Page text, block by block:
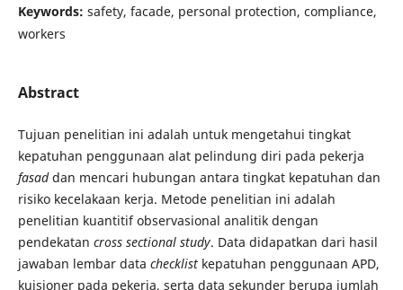
Keywords: safety, facade, personal protection, compliance,
workers
Abstract
Tujuan penelitian ini adalah untuk mengetahui tingkat
kepatuhan penggunaan alat pelindung diri pada pekerja
fasaddan mencari hubungan antara tingkat kepatuhan dan
risiko kecelakaan kerja. Metode penelitian ini adalah
penelitian kuantitif observasional analitik dengan
pendekatan cross sectional study. Data didapatkan dari hasil
jawaban lembar data checklistkepatuhan penggunaan APD,
kuisioner pada pekerja, serta data sekunder berupa jumlah